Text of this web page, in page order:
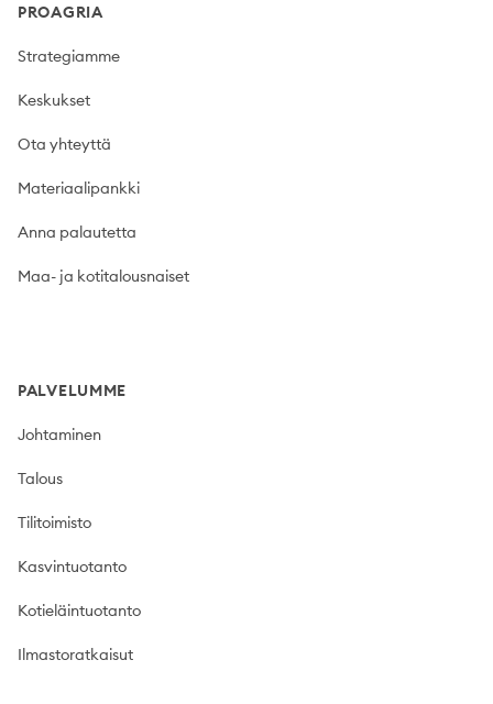
PROAGRIA
Strategiamme
Keskukset
Ota yhteyttä
Materiaalipankki
Anna palautetta
Maa- ja kotitalousnaiset
PALVELUMME
Johtaminen
Talous
Tilitoimisto
Kasvintuotanto
Kotieläintuotanto
Ilmastoratkaisut